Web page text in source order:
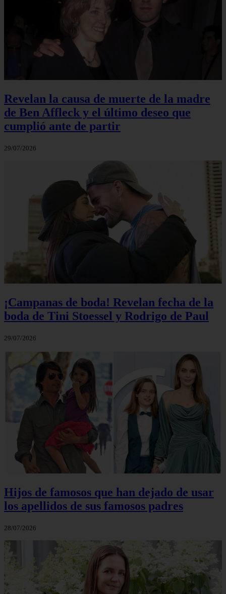
Revelan la causa de muerte de la madre
de Ben Affleck y el último deseo que
cumplió ante de partir
29/07/2026
¡Campanas de boda! Revelan fecha de la
boda de Tini Stoessel y Rodrigo de Paul
29/07/2026
Hijos de famosos que han dejado de usar
los apellidos de sus famosos padres
28/07/2026